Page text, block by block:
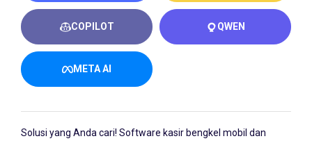
COPILOT QWEN
META AI
Solusi yang Anda cari! Software kasir bengkel mobil dan